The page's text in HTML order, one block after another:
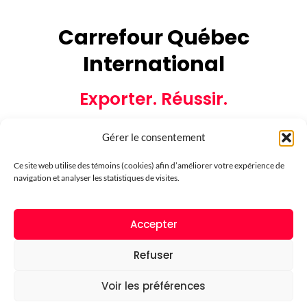
Gérer le consentement
Ce site web utilise des témoins (cookies) afin d’améliorer votre expérience de
navigation et analyser les statistiques de visites.
Accepter
Refuser
Voir les préférences
Carrefour Québec
International
Exporter. Réussir.